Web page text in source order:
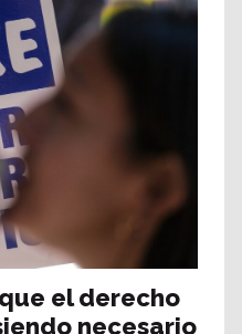
el derecho
necesario